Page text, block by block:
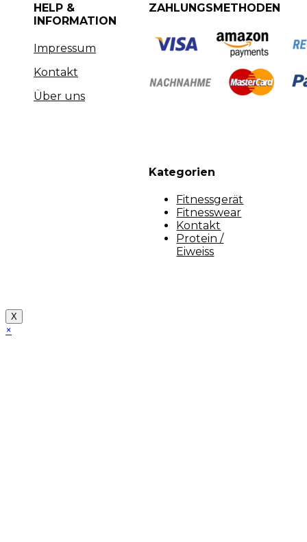
HELP &
INFORMATION
Impressum
Kontakt
Über uns
ZAHLUNGSMETHODEN
Kategorien
Fitnessgerät
Fitnesswear
Kontakt
Protein /
Eiweiss
X
×